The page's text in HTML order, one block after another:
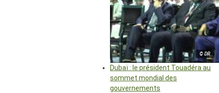
© DR
Dubaï : le président Touadéra au
sommet mondial des
gouvernements